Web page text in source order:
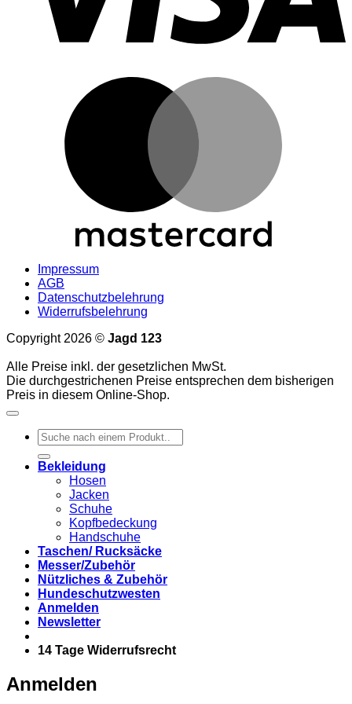
Impressum
AGB
Datenschutzbelehrung
Widerrufsbelehrung
Copyright 2026 © Jagd 123
Alle Preise inkl. der gesetzlichen MwSt.
Die durchgestrichenen Preise entsprechen dem bisherigen
Preis in diesem Online-Shop.
Suchen
nach:
Bekleidung
Hosen
Jacken
Schuhe
Kopfbedeckung
Handschuhe
Taschen/ Rucksäcke
Messer/Zubehör
Nützliches & Zubehör
Hundeschutzwesten
Anmelden
Newsletter
14 Tage Widerrufsrecht
Anmelden